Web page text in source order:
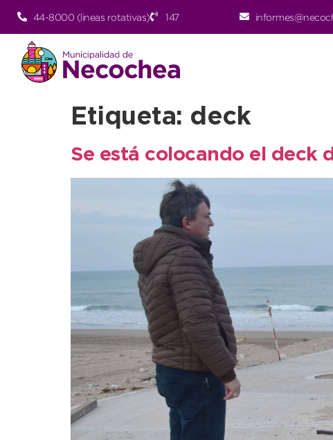
44-8000 (lineas rotativas) 147
Etiqueta: deck
Se está colocando el deck